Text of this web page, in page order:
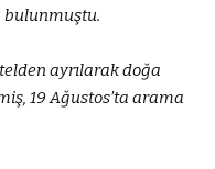
bulunmuştu.
ayrılarak doğa
19 Ağustos’ta arama